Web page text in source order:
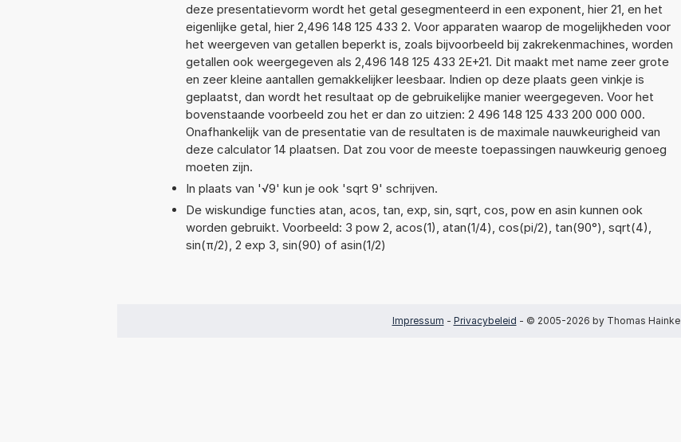
deze presentatievorm wordt het getal gesegmenteerd in een exponent, hier 21, en het
eigenlijke getal, hier 2,496 148 125 433 2. Voor apparaten waarop de mogelijkheden voor
het weergeven van getallen beperkt is, zoals bijvoorbeeld bij zakrekenmachines, worden
getallen ook weergegeven als 2,496 148 125 433 2E+21. Dit maakt met name zeer grote
en zeer kleine aantallen gemakkelijker leesbaar. Indien op deze plaats geen vinkje is
geplaatst, dan wordt het resultaat op de gebruikelijke manier weergegeven. Voor het
bovenstaande voorbeeld zou het er dan zo uitzien: 2 496 148 125 433 200 000 000.
Onafhankelijk van de presentatie van de resultaten is de maximale nauwkeurigheid van
deze calculator 14 plaatsen. Dat zou voor de meeste toepassingen nauwkeurig genoeg
moeten zijn.
In plaats van '√9' kun je ook 'sqrt 9' schrijven.
De wiskundige functies atan, acos, tan, exp, sin, sqrt, cos, pow en asin kunnen ook
worden gebruikt. Voorbeeld: 3 pow 2, acos(1), atan(1/4), cos(pi/2), tan(90°), sqrt(4),
sin(π/2), 2 exp 3, sin(90) of asin(1/2)
Impressum - Privacybeleid - © 2005-2026 by Thomas Hainke